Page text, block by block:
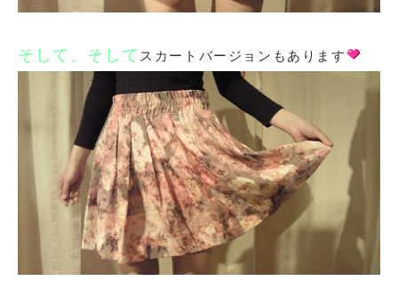
そして、そして スカートバージョンもあります